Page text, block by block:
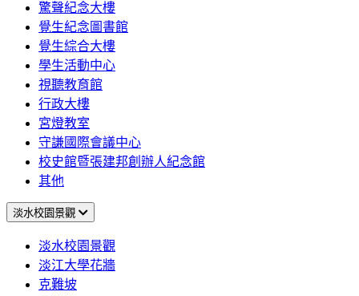
驚聲紀念大樓
覺生紀念圖書館
覺生綜合大樓
學生活動中心
視聽教育館
行政大樓
宮燈教室
守謙國際會議中心
校史館暨張建邦創辦人紀念館
其他
淡水校園景觀
淡水校園景觀
淡江大學花牆
克難坡